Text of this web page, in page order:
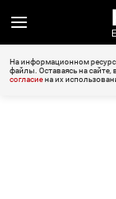
На информационном
файлы. Оставаясь на
согласиена их